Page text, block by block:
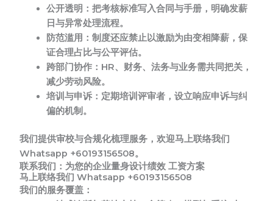
公开透明：把考核标准写入合同与手册，明确发薪
日与异常处理流程。
防范滥用：制度还应禁止以激励为由变相降薪，保
证合理占比与公平评估。
跨部门协作： HR、财务、法务与业务需共同把关，
减少劳动风险。
培训与申诉： 定期培训评审者，设立响应申诉与纠
偏的机制。
我们提供审校与合规化梳理服务，欢迎马上联络我们
Whatsapp +60193156508。
联系我们：为您的企业量身设计绩效 工资方案
马上联络我们 Whatsapp +60193156508
我们的服务覆盖：